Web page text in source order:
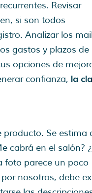
Revisar
si son todos
Analizar los
gastos y plazos de
opciones de
confianza, la
Se estima
cabrá en el salón?
foto parece un poco
nosotros, debe